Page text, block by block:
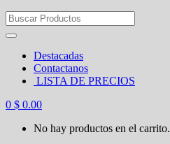
Search
for:
Destacadas
Contactanos
LISTA DE PRECIOS
0 $ 0.00
No hay productos en el carrito.